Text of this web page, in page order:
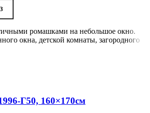
ромашками на небольшое окно.
окна, детской комнаты, загородного
Г50, 160×170см